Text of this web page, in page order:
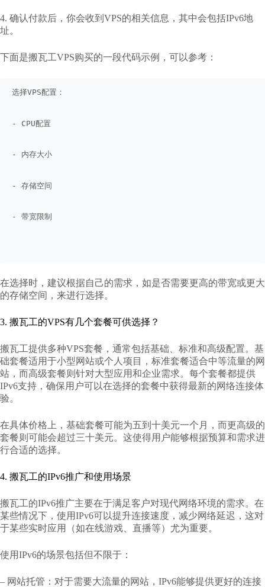
4. 确认付款后，你会收到VPS的相关信息，其中会包括IPv6地
址。
下面是搬瓦工VPS购买的一段代码示例，可以参考：
选择VPS配置：
- CPU配置
- 内存大小
- 存储空间
- 带宽限制
在选择时，建议根据自己的需求，如是否需要更高的带宽或更大
的存储空间，来进行选择。
3. 搬瓦工的VPS有几个套餐可供选择？
搬瓦工提供多种VPS套餐，通常包括基础、标准和高级配置。基
础套餐适用于小型网站或个人项目，标准套餐适合中等流量的网
站，而高级套餐则针对大型应用和企业需求。每个套餐都提供
IPv6支持，确保用户可以在选择的套餐中获得最新的网络连接体
验。
在具体价格上，基础套餐可能为五到十美元一个月，而更高级的
套餐则可能会超过三十美元。这使得用户能够根据预算和需求进
行合适的选择。
4. 搬瓦工的IPv6推广和使用场景
搬瓦工的IPv6推广主要在于满足客户对现代网络环境的需求。在
某些情况下，使用IPv6可以提升连接速度，减少网络延迟，这对
于某些实时应用（如在线游戏、直播等）尤为重要。
使用IPv6的场景包括但不限于：
– 网站托管：对于需要大流量的网站，IPv6能够提供更好的连接